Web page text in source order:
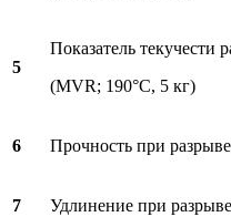
5
Показатель текучести
(MVR; 190°C, 5 кг)
6 Прочность при
7 Удлинение при